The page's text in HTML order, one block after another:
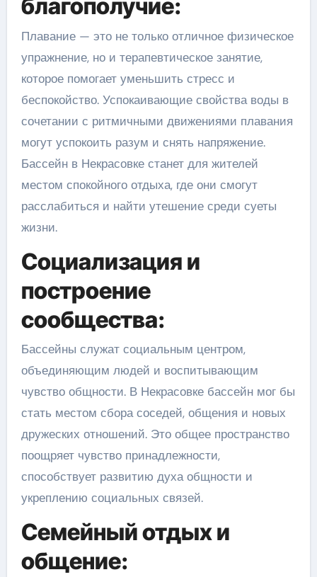
благополучие:
Плавание — это не только отличное физическое
упражнение, но и терапевтическое занятие,
которое помогает уменьшить стресс и
беспокойство. Успокаивающие свойства воды в
сочетании с ритмичными движениями плавания
могут успокоить разум и снять напряжение.
Бассейн в Некрасовке станет для жителей
местом спокойного отдыха, где они смогут
расслабиться и найти утешение среди суеты
жизни.
Социализация и
построение
сообщества:
Бассейны служат социальным центром,
объединяющим людей и воспитывающим
чувство общности. В Некрасовке бассейн мог бы
стать местом сбора соседей, общения и новых
дружеских отношений. Это общее пространство
поощряет чувство принадлежности,
способствует развитию духа общности и
укреплению социальных связей.
Семейный отдых и
общение: